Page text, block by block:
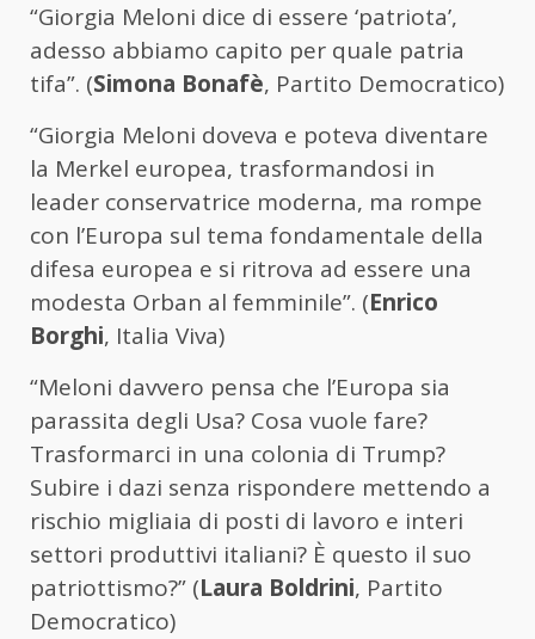
“Giorgia Meloni dice di essere ‘patriota’,
adesso abbiamo capito per quale patria
tifa”. (Simona Bonafè, Partito Democratico)
“Giorgia Meloni doveva e poteva diventare
la Merkel europea, trasformandosi in
leader conservatrice moderna, ma rompe
con l’Europa sul tema fondamentale della
difesa europea e si ritrova ad essere una
modesta Orban al femminile”. (Enrico
Borghi, Italia Viva)
“Meloni davvero pensa che l’Europa sia
parassita degli Usa? Cosa vuole fare?
Trasformarci in una colonia di Trump?
Subire i dazi senza rispondere mettendo a
rischio migliaia di posti di lavoro e interi
settori produttivi italiani? È questo il suo
patriottismo?” (Laura Boldrini, Partito
Democratico)